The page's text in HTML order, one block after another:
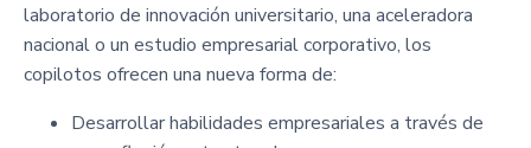
laboratorio de innovación universitario, una aceleradora
nacional o un estudio empresarial corporativo, los
copilotos ofrecen una nueva forma de:
Desarrollar habilidades empresariales a través de